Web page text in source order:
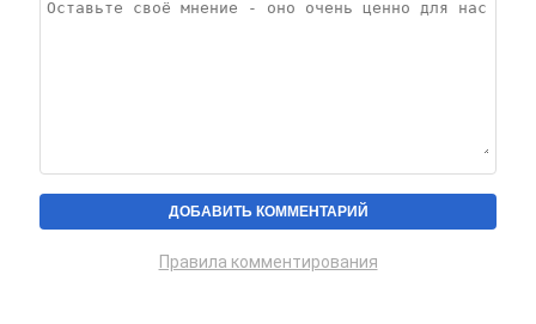
Правила комментирования